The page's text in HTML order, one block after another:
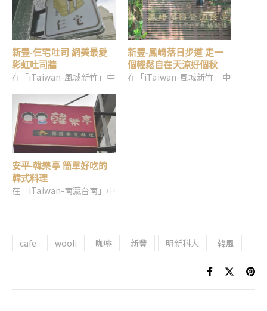
新豐-仨宅吐司 網美最愛
彩虹吐司牆
在「iTaiwan-風城新竹」中
新豐-鳳崎落日步道 走一
個輕鬆自在天涼好個秋
在「iTaiwan-風城新竹」中
安平-韓樂亭 簡單好吃的
韓式料理
在「iTaiwan-南瀛台南」中
cafe wooli 咖啡 新豐 明新科大 韓風